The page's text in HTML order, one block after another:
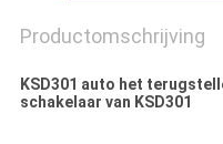
Productomschrijving
KSD301 auto het
schakelaar van KSD301